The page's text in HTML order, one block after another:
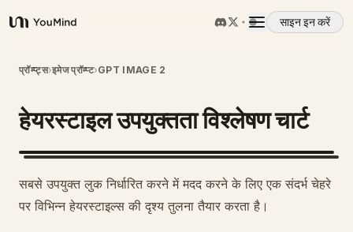
YouMind
साइन इन करें
अवलोकन
उपयोग के मामले
प्रॉम्प्ट्स›इमेज प्रॉम्प्ट›GPT IMAGE 2
हेयरस्टाइल उपयुक्तता विश्लेषण चार्ट
सबसे उपयुक्त लुक निर्धारित करने में मदद करने के लिए एक संदर्भ चेहरे
पर विभिन्न हेयरस्टाइल्स की दृश्य तुलना तैयार करता है।